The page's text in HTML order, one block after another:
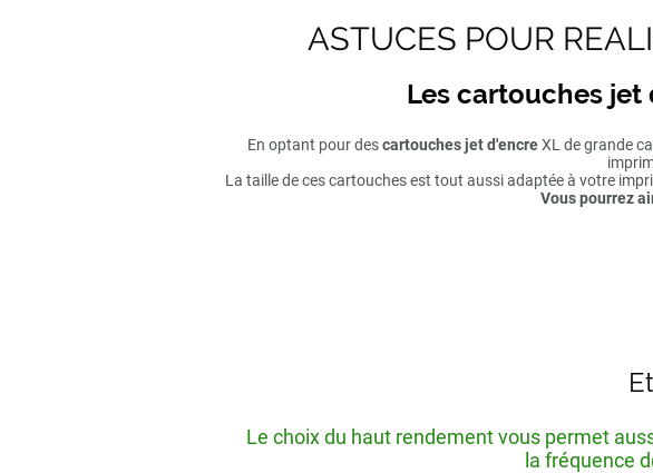
ASTUCES POUR
Les cartouches jet
En optant pour descartouches jet d'encreXL de grande
La taille de ces cartouches est tout aussi adaptée à votre
Vous pourrez
Le choix du haut rendement vous permet
la fréquence